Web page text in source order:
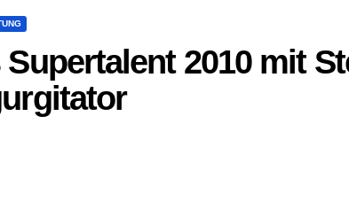
Supertalent 2010 mit